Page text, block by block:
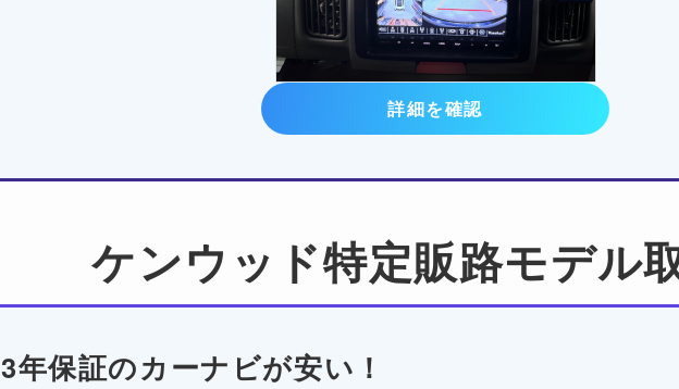
詳細を確認
ケンウッド特定販路モデル
3年保証のカーナビが安い！